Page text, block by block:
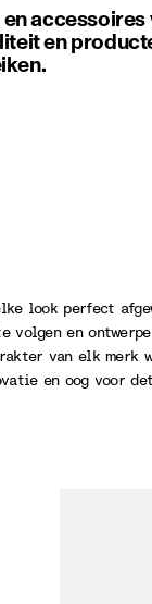
en
look perfect
volgen en
van elk merk
en oog voor